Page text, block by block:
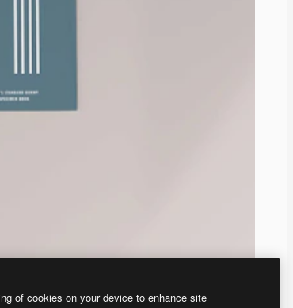
of cookies on your device to enhance site